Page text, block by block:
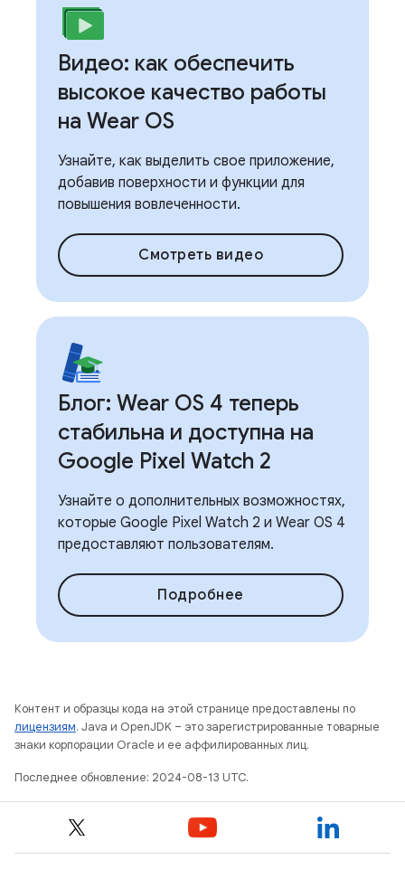
Видео: как обеспечить
высокое качество работы
на Wear OS
Узнайте, как выделить свое приложение,
добавив поверхности и функции для
повышения вовлеченности.
Смотреть видео
Блог: Wear OS 4 теперь
стабильна и доступна на
Google Pixel Watch 2
Узнайте о дополнительных возможностях,
которые Google Pixel Watch 2 и Wear OS 4
предоставляют пользователям.
Подробнее
Контент и образцы кода на этой странице предоставлены по
лицензиям. Java и OpenJDK – это зарегистрированные товарные
знаки корпорации Oracle и ее аффилированных лиц.
Последнее обновление: 2024-08-13 UTC.